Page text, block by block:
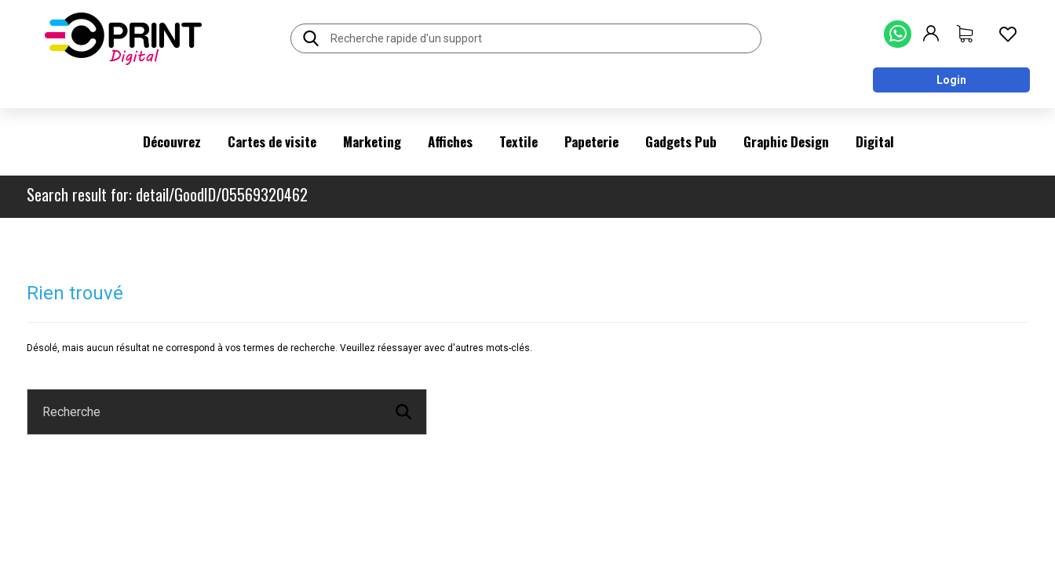
Login
Découvrez Cartes de visite Marketing Affiches Textile Papeterie Gadgets Pub Graphic Design Digital
Search result for: detail/GoodID/05569320462
Rien trouvé
Désolé, mais aucun résultat ne correspond à vos termes de recherche. Veuillez réessayer avec d'autres mots-clés.